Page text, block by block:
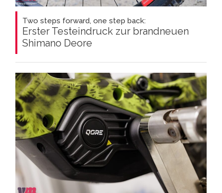
Two steps forward, one step back:
Erster Testeindruck zur brandneuen
Shimano Deore